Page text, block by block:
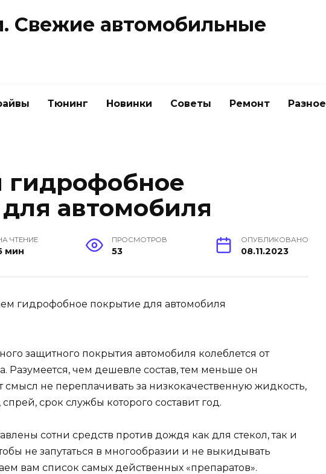
Свежие автомобильные
Тюнинг Новинки Советы Ремонт Разное
автомобиля
ЧТЕНИЕ
мин
ПРОСМОТРОВ
53
ОПУБЛИКОВАНО
08.11.2023
защитного покрытия автомобиля колеблется от
Разумеется, чем дешевле состав, тем меньше он
смысл не переплачивать за низкокачественную жидкость,
срок службы которого составит год.
сотни средств против дождя как для стекол, так и
не запутаться в многообразии и не выкидывать
вам список самых действенных «препаратов».